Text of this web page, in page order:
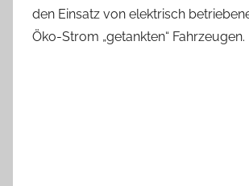
den Einsatz von elektrisch
Öko-Strom „getankten“ Fahrzeugen.